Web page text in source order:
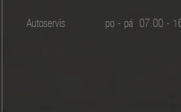
Autoservis po - pá 07.00 -